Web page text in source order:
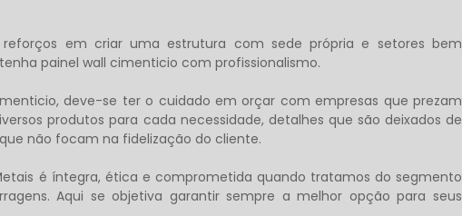
reforços em criar uma estrutura com sede própria e setores bem
painel wall cimenticio com profissionalismo.
, deve-se ter o cuidado em orçar com empresas que prezam
produtos para cada necessidade, detalhes que são deixados de
não focam na fidelização do cliente.
é íntegra, ética e comprometida quando tratamos do segmento
Aqui se objetiva garantir sempre a melhor opção para seus